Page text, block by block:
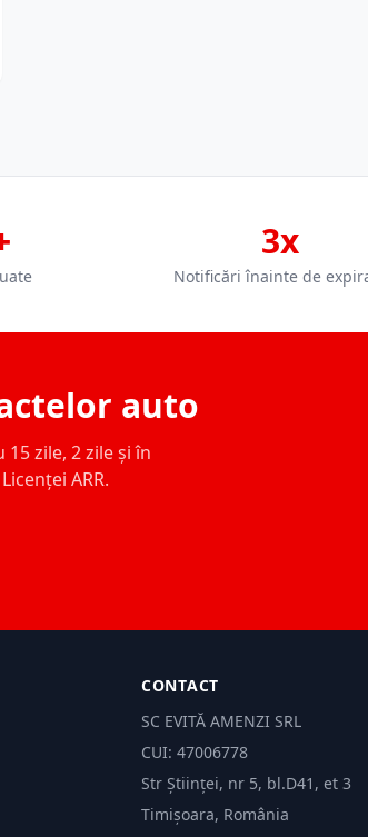
3x
Notificări înainte de
auto
zile, 2 zile și în
ARR.
CONTACT
SC EVITĂ AMENZI SRL
CUI: 47006778
Str Științei, nr 5, bl.D41, et 3
Timișoara, România